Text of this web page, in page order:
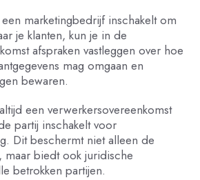
marketingbedrijf inschakelt om
je klanten, kun je in de
afspraken vastleggen over hoe
mag omgaan en
bewaren.
een verwerkersovereenkomst
partij inschakelt voor
Dit beschermt niet alleen de
maar biedt ook juridische
betrokken partijen.